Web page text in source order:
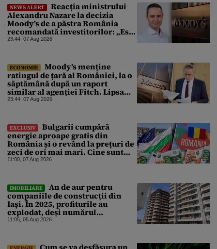
NEWS ALERT
Reacția ministrului
Alexandru Nazare la decizia
Moody’s de a păstra România
recomandată investitorilor: „Este
un răgaz, dar în niciun caz un
23:44, 07 Aug 2026
ECONOMIE
Moody’s menține
ratingul de țară al României, la o
săptămână după un raport
similar al agenției Fitch. Lipsa
unui guvern cu puteri depline,
23:44, 07 Aug 2026
EXCLUSIV
Bulgarii cumpără
energie aproape gratis din
România și o revând la prețuri de
zeci de ori mai mari. Cine sunt
noii „băieți deștepți” din energie
11:00, 07 Aug 2026
IMOBILIARE
An de aur pentru
companiile de construcții din
Iași. În 2025, profiturile au
explodat, deși numărul
angajaților a scăzut
11:05, 05 Aug 2026